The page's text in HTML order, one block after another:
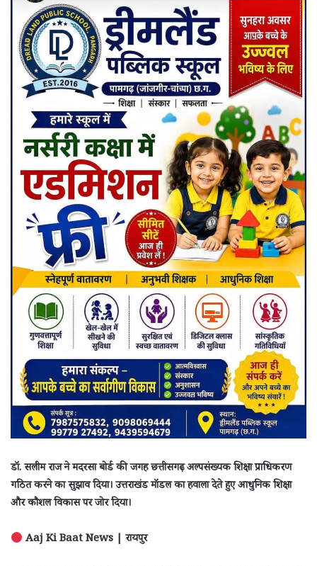
डॉ. सलीम राज ने मदरसा बोर्ड की जगह छत्तीसगढ़ अल्पसंख्यक शिक्षा प्राधिकरण
गठित करने का सुझाव दिया। उत्तराखंड मॉडल का हवाला देते हुए आधुनिक शिक्षा
और कौशल विकास पर जोर दिया।
Aaj Ki Baat News | रायपुर